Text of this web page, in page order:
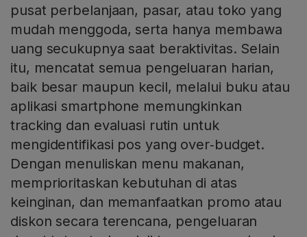
pusat perbelanjaan, pasar, atau toko yang
mudah menggoda, serta hanya membawa
uang secukupnya saat beraktivitas. Selain
itu, mencatat semua pengeluaran harian,
baik besar maupun kecil, melalui buku atau
aplikasi smartphone memungkinkan
tracking dan evaluasi rutin untuk
mengidentifikasi pos yang over‑budget.
Dengan menuliskan menu makanan,
memprioritaskan kebutuhan di atas
keinginan, dan memanfaatkan promo atau
diskon secara terencana, pengeluaran